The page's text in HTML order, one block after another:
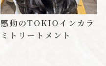
感動のTOKIOインカラ
ミトリートメント